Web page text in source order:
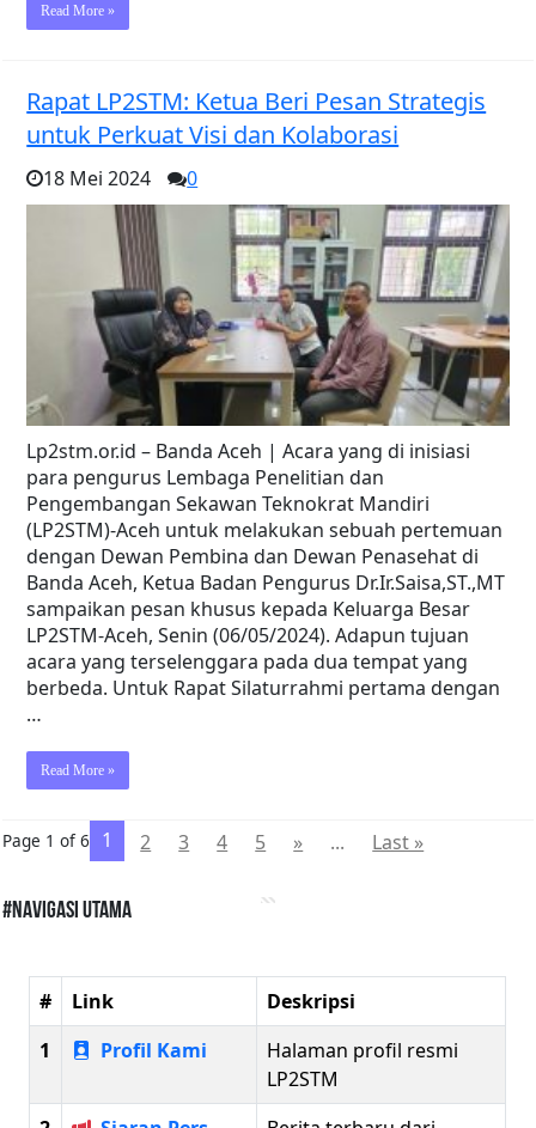
Read More »
Rapat LP2STM: Ketua Beri Pesan Strategis
untuk Perkuat Visi dan Kolaborasi
18 Mei 2024 0
Lp2stm.or.id – Banda Aceh | Acara yang di inisiasi
para pengurus Lembaga Penelitian dan
Pengembangan Sekawan Teknokrat Mandiri
(LP2STM)-Aceh untuk melakukan sebuah pertemuan
dengan Dewan Pembina dan Dewan Penasehat di
Banda Aceh, Ketua Badan Pengurus Dr.Ir.Saisa,ST.,MT
sampaikan pesan khusus kepada Keluarga Besar
LP2STM-Aceh, Senin (06/05/2024). Adapun tujuan
acara yang terselenggara pada dua tempat yang
berbeda. Untuk Rapat Silaturrahmi pertama dengan
…
Read More »
Page 1 of 6 1 2 3 4 5 » ... Last »
#Navigasi Utama
# Link
Deskripsi
1
Profil Kami
Halaman profil resmi
LP2STM